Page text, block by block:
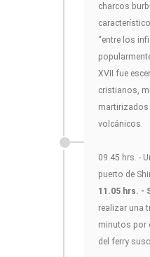
charcos
“entre los
XVII fue
cristianos,
martirizados
volcánicos.
09.45 hrs. -
puerto de
11.05 hrs. -
realizar una
minutos por
del ferry